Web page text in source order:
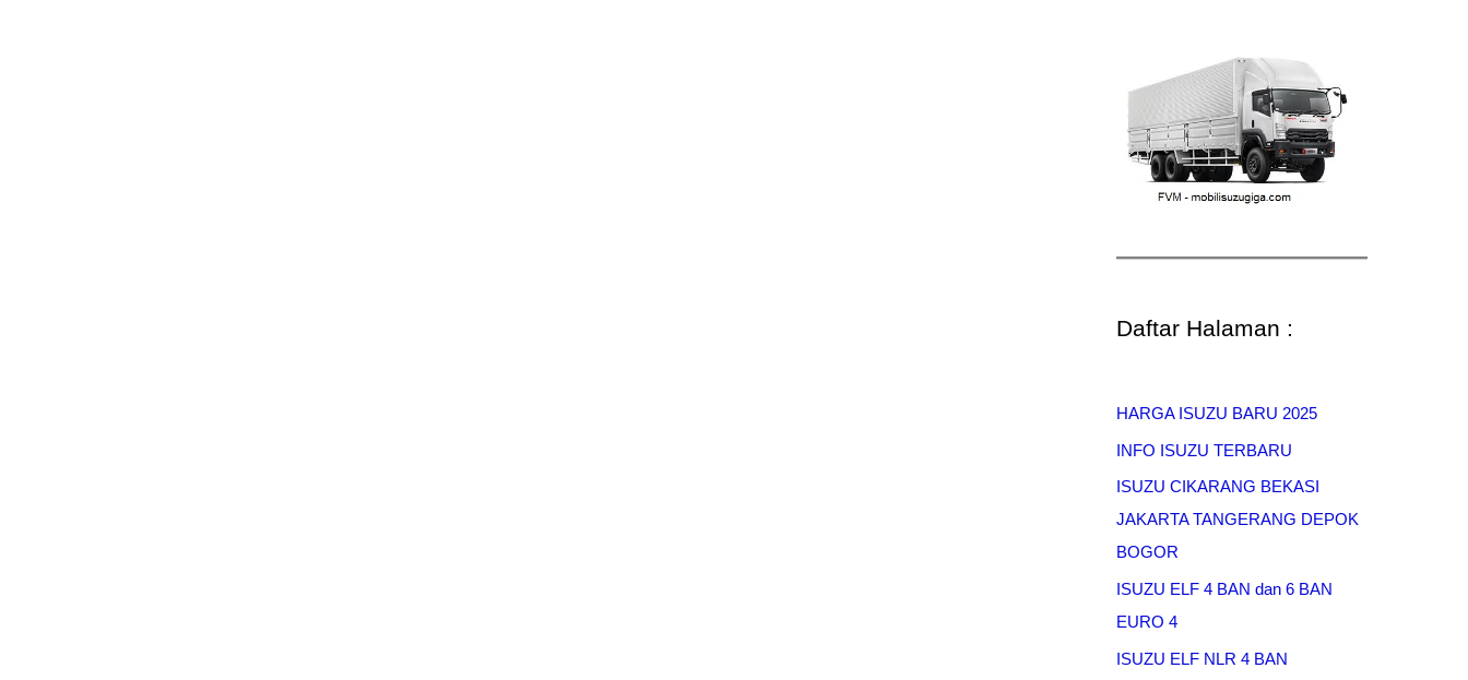
Daftar Halaman :
HARGA ISUZU BARU 2025
INFO ISUZU TERBARU
ISUZU CIKARANG BEKASI
JAKARTA TANGERANG DEPOK
BOGOR
ISUZU ELF 4 BAN dan 6 BAN
EURO 4
ISUZU ELF NLR 4 BAN